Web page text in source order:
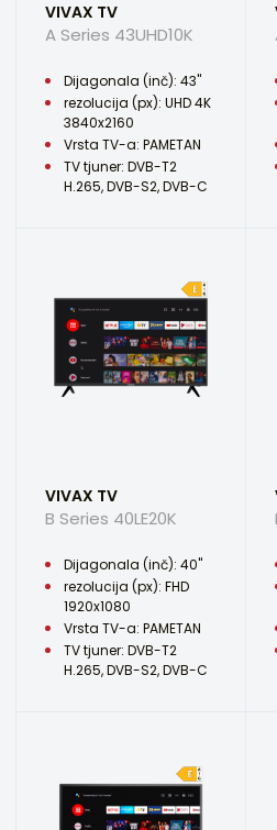
VIVAX TV
A Series 43UHD10K
Dijagonala (inč): 43"
rezolucija (px): UHD 4K
3840x2160
Vrsta TV-a: PAMETAN
TV tjuner: DVB-T2
H.265, DVB-S2, DVB-C
VIVAX TV
B Series 40LE20K
Dijagonala (inč): 40"
rezolucija (px): FHD
1920x1080
Vrsta TV-a: PAMETAN
TV tjuner: DVB-T2
H.265, DVB-S2, DVB-C